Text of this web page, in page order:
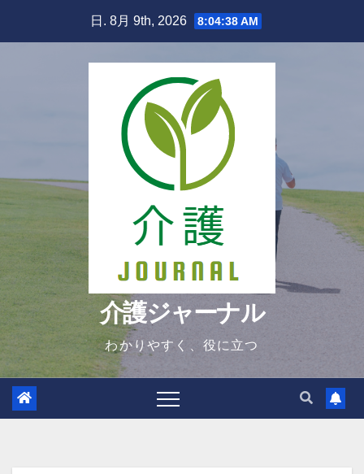
日. 8月 9th, 2026 8:04:39 AM
介護ジャーナル
わかりやすく、役に立つ